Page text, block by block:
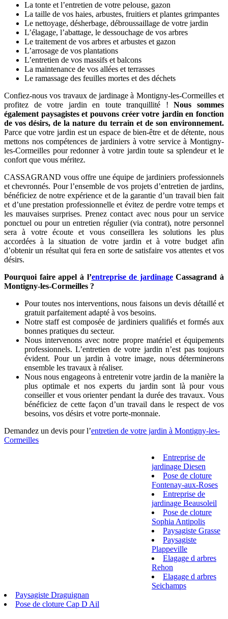
La tonte et l’entretien de votre pelouse, gazon
La taille de vos haies, arbustes, fruitiers et plantes grimpantes
Le nettoyage, désherbage, débroussaillage de votre jardin
L’élagage, l’abattage, le dessouchage de vos arbres
Le traitement de vos arbres et arbustes et gazon
L’arrosage de vos plantations
L’entretien de vos massifs et balcons
La maintenance de vos allées et terrasses
Le ramassage des feuilles mortes et des déchets
Confiez-nous vos travaux de jardinage à Montigny-les-Cormeilles et
profitez de votre jardin en toute tranquillité !Nous sommes
également paysagistes et pouvons créer votre jardin en fonction
de vos désirs, de la nature du terrain et de son environnement.
Parce que votre jardin est un espace de bien-être et de détente, nous
mettons nos compétences de jardiniers à votre service à Montigny-
les-Cormeilles pour redonner à votre jardin toute sa splendeur et le
confort que vous méritez.
CASSAGRAND vous offre une équipe de jardiniers professionnels
et chevronnés. Pour l’ensemble de vos projets d’entretien de jardins,
bénéficiez de notre expérience et de la garantie d’un travail bien fait
et d’une prestation professionnelle et évitez de perdre votre temps et
les mauvaises surprises. Prenez contact avec nous pour un service
ponctuel ou pour un entretien régulier (via contrat), notre personnel
sera à votre écoute et vous conseillera les solutions les plus
accordées à la situation de votre jardin et à votre budget afin
d’obtenir un résultat qui fera en sorte de satisfaire vos attentes et vos
désirs.
Pourquoi faire appel à l’entreprise de jardinageCassagrand à
Montigny-les-Cormeilles ?
Pour toutes nos interventions, nous faisons un devis détaillé et
gratuit parfaitement adapté à vos besoins.
Notre staff est composée de jardiniers qualifiés et formés aux
bonnes pratiques du secteur.
Nous intervenons avec notre propre matériel et équipements
professionnels. L’entretien de votre jardin n’est pas toujours
évident. Pour un jardin à votre image, nous déterminerons
ensemble les travaux à réaliser.
Nous nous engageons à entretenir votre jardin de la manière la
plus optimale et nos experts du jardin sont là pour vous
conseiller et vous orienter pendant la durée des travaux. Vous
bénéficiez de cette façon d’un travail dans le respect de vos
besoins, vos désirs et votre porte-monnaie.
Demandez un devis pour l’entretien de votre jardin à Montigny-les-
Cormeilles
Entreprise de
jardinage Diesen
Pose de cloture
Fontenay-aux-Roses
Entreprise de
jardinage Beausoleil
Pose de cloture
Sophia Antipolis
Paysagiste Grasse
Paysagiste
Plappeville
Elagage d arbres
Rehon
Elagage d arbres
Seichamps
Paysagiste Draguignan
Pose de cloture Cap D Ail